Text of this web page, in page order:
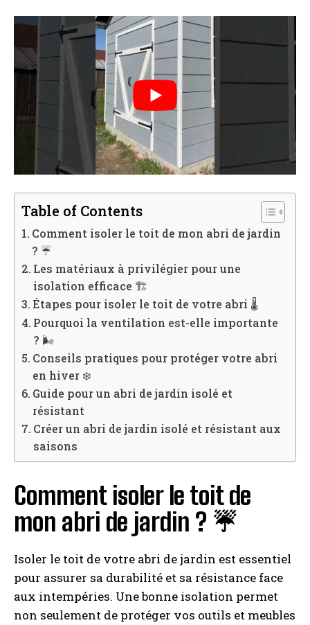
Table of Contents
Comment isoler le toit de mon abri de jardin
? ☔️
Les matériaux à privilégier pour une
isolation efficace 🏗️
Étapes pour isoler le toit de votre abri 🌡️
Pourquoi la ventilation est-elle importante
? 🌬️
Conseils pratiques pour protéger votre abri
en hiver ❄️
Guide pour un abri de jardin isolé et
résistant
Créer un abri de jardin isolé et résistant aux
saisons
Comment isoler le toit de
mon abri de jardin ? ☔️
Isoler le toit de votre abri de jardin est essentiel
pour assurer sa durabilité et sa résistance face
aux intempéries. Une bonne isolation permet
non seulement de protéger vos outils et meubles